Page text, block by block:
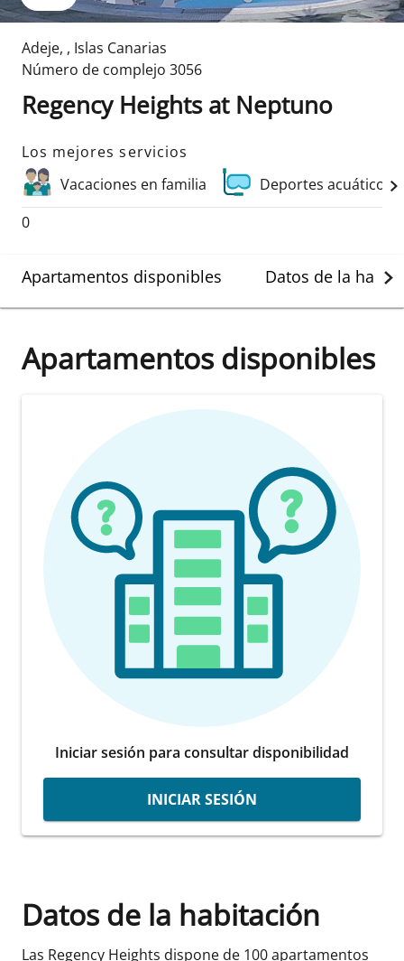
Adeje, , Islas Canarias
Número de complejo 3056
Regency Heights at Neptuno
Los mejores servicios
Vacaciones en familia
Deportes acuáticos
0
Apartamentos disponibles Datos de la
Apartamentos disponibles
Iniciar sesión para consultar disponibilidad
INICIAR SESIÓN
Datos de la habitación
Las Regency Heights dispone de 100 apartamentos